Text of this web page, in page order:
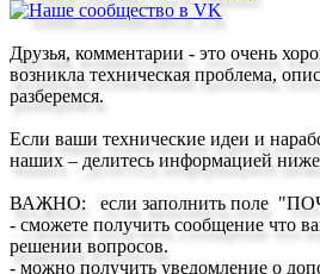
Друзья, комментарии - это очень
возникла техническая проблема,
разберемся.
Если ваши технические идеи и
наших – делитесь информацией
ВАЖНО: если заполнить поле "
- сможете получить сообщение что
решении вопросов.
- можно получить уведомление о